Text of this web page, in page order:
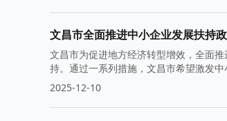
文昌市全面推进中小企业发展扶持
文昌市为促进地方经济转型增效，全面
持。通过一系列措施，文昌市希望激发
济全面进步。
2025-12-10